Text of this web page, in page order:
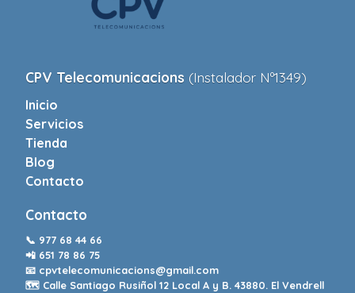
CPV Telecomunicacions (Instalador Nº1349)
Inicio
Servicios
Tienda
Blog
Contacto
Contacto
📞 977 68 44 66
📲 651 78 86 75
📧 cpvtelecomunicacions@gmail.com
🗺️ Calle Santiago Rusiñol 12 Local A y B. 43880. El Vendrell